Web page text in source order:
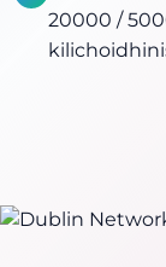
20000 /